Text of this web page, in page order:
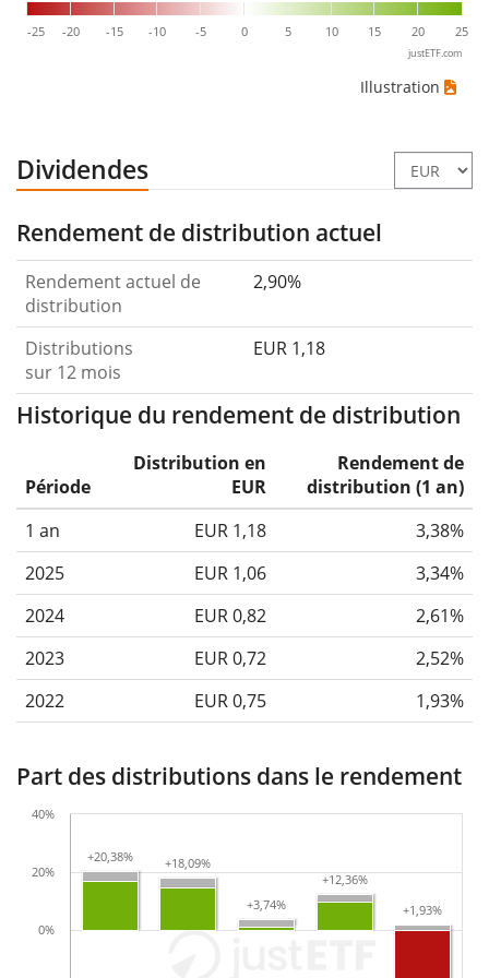
-25 -20 -15 -10 -5 0 5 10 15 20 25
justETF.com
Illustration
Dividendes
Rendement de distribution actuel
Rendement actuel de
distribution
2,90%
Distributions
sur 12 mois
EUR 1,18
Historique du rendement de distribution
Période
Distribution en
EUR
Rendement de
distribution (1 an)
1 an
EUR 1,18
3,38%
2025
EUR 1,06
3,34%
2024
EUR 0,82
2,61%
2023
EUR 0,72
2,52%
2022
EUR 0,75 1,93%
Part des distributions dans le rendement
+20,38%
+20,38% +18,09%
+18,09%
+3,74%
+3,74%
+12,36%
+12,36%
+1,93%
+1,93%
0%
20%
40%